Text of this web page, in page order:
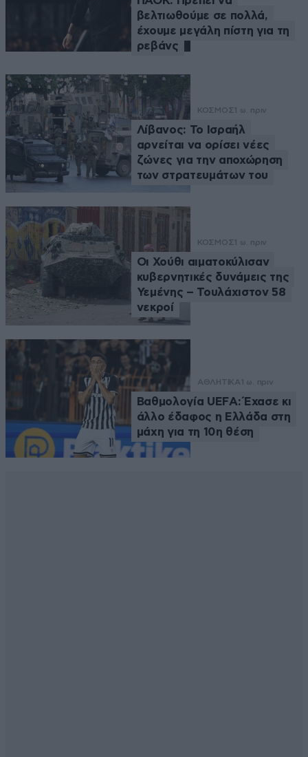
βελτιωθούμε σε πολλά,
έχουμε μεγάλη πίστη για τη
ρεβάνς
ΚΟΣΜΟΣ 1 ω. πριν
Λίβανος: Το Ισραήλ
αρνείται να ορίσει νέες
ζώνες για την αποχώρηση
των στρατευμάτων του
ΚΟΣΜΟΣ 1 ω. πριν
Οι Χούθι αιματοκύλισαν
κυβερνητικές δυνάμεις της
Υεμένης – Τουλάχιστον 58
νεκροί
ΑΘΛΗΤΙΚΑ 1 ω. πριν
Βαθμολογία UEFA: Έχασε κι
άλλο έδαφος η Ελλάδα στη
μάχη για τη 10η θέση